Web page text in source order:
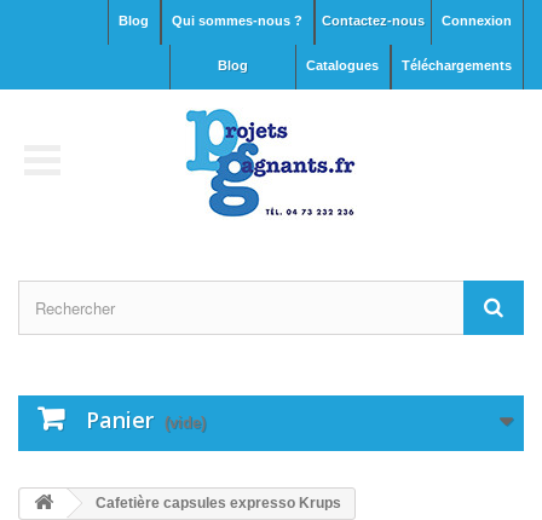
Connexion
Contactez-nous
Qui sommes-nous ?
Blog
Téléchargements
Catalogues
blog
Panier (vide)
Cafetière capsules expresso Krups